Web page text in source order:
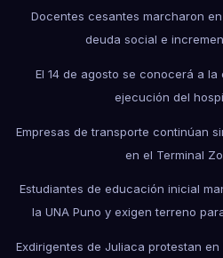
Docentes cesantes marcharon
deuda social e
El 14 de agosto se conocerá a
ejecución del
Empresas de transporte continúan
en el Terminal
Estudiantes de educación inicial
la UNA Puno y exigen terreno
Exdirigentes de Juliaca protestan